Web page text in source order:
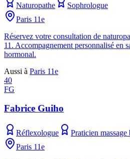
Naturopathe
Sophrologue
Paris 11e
Réservez votre consultation de
11. Accompagnement personnalisé en
hormonal.
Aussi à Paris 11e
40
FG
Fabrice Guiho
Réflexologue Praticien massage
Paris 11e